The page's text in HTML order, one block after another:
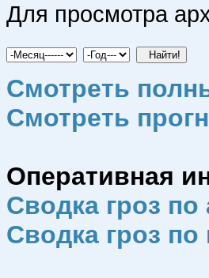
Для просмотра
Смотреть
Смотреть
Оперативная
Сводка гроз
Сводка гроз